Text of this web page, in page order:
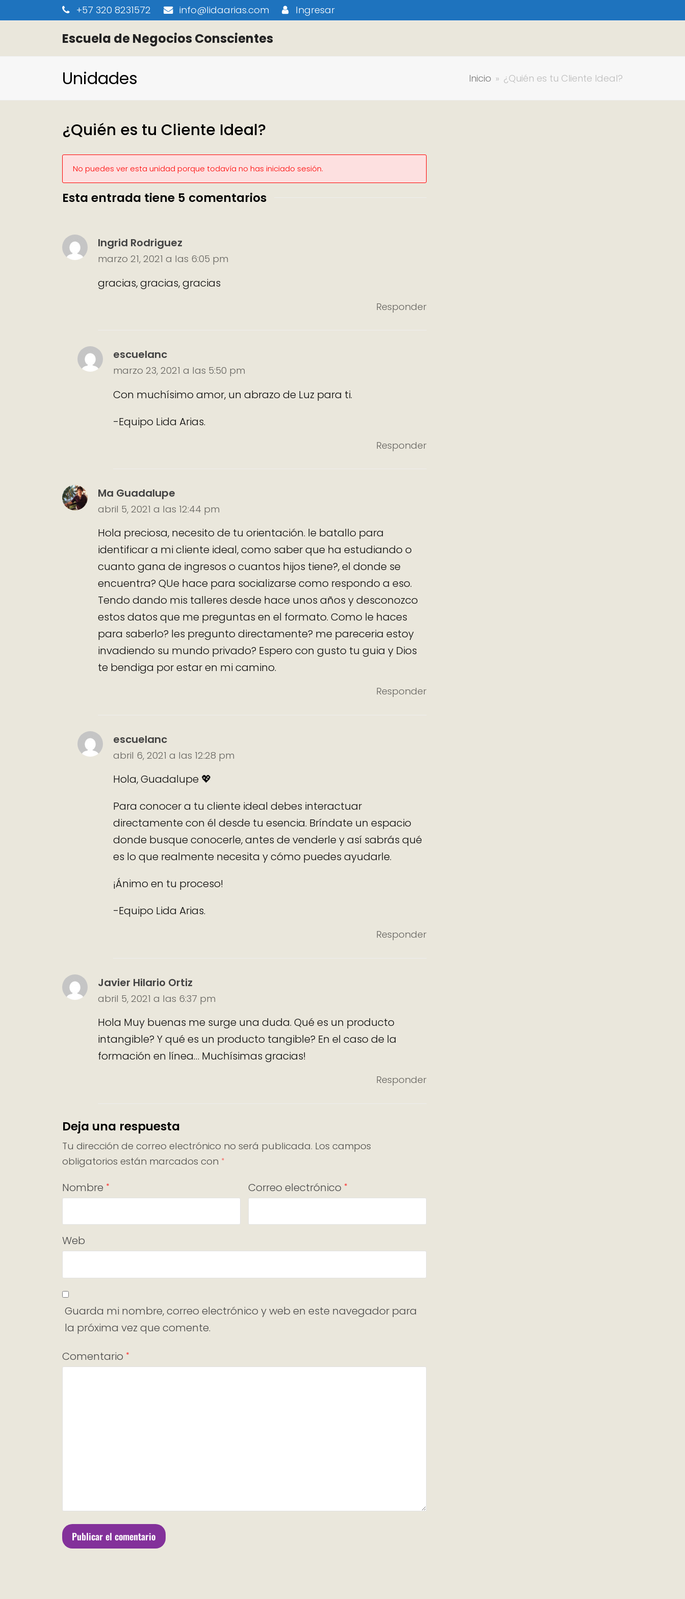
+57 320 8231572 info@lidaarias.com Ingresar
Escuela de Negocios Conscientes
Unidades Inicio » ¿Quién es tu Cliente Ideal?
¿Quién es tu Cliente Ideal?
No puedes ver esta unidad porque todavía no has iniciado sesión.
Esta entrada tiene 5 comentarios
Ingrid Rodriguez
marzo 21, 2021 a las 6:05 pm
gracias, gracias, gracias
Responder
escuelanc
marzo 23, 2021 a las 5:50 pm
Con muchísimo amor, un abrazo de Luz para ti.
-Equipo Lida Arias.
Responder
Ma Guadalupe
abril 5, 2021 a las 12:44 pm
Hola preciosa, necesito de tu orientación. le batallo para
identificar a mi cliente ideal, como saber que ha estudiando o
cuanto gana de ingresos o cuantos hijos tiene?, el donde se
encuentra? QUe hace para socializarse como respondo a eso.
Tendo dando mis talleres desde hace unos años y desconozco
estos datos que me preguntas en el formato. Como le haces
para saberlo? les pregunto directamente? me pareceria estoy
invadiendo su mundo privado? Espero con gusto tu guia y Dios
te bendiga por estar en mi camino.
Responder
escuelanc
abril 6, 2021 a las 12:28 pm
Hola, Guadalupe 💖
Para conocer a tu cliente ideal debes interactuar
directamente con él desde tu esencia. Bríndate un espacio
donde busque conocerle, antes de venderle y así sabrás qué
es lo que realmente necesita y cómo puedes ayudarle.
¡Ánimo en tu proceso!
-Equipo Lida Arias.
Responder
Javier Hilario Ortiz
abril 5, 2021 a las 6:37 pm
Hola Muy buenas me surge una duda. Qué es un producto
intangible? Y qué es un producto tangible? En el caso de la
formación en línea… Muchísimas gracias!
Responder
Deja una respuesta
Tu dirección de correo electrónico no será publicada. Los campos
obligatorios están marcados con *
Nombre * Correo electrónico *
Web
Guarda mi nombre, correo electrónico y web en este navegador para
la próxima vez que comente.
Comentario *